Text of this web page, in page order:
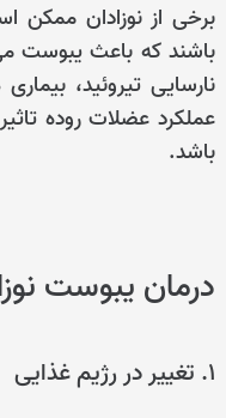
برخی از نوزادان
باشند که باعث یبوست
نارسایی تیروئید،
عملکرد عضلات روده
باشد.
درمان یبوست
۱. تغییر در رژیم غذایی